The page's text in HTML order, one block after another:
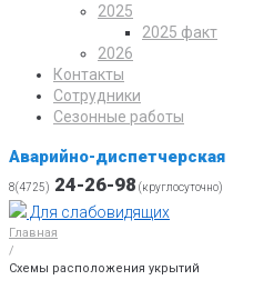
2025
2025 факт
2026
Контакты
Сотрудники
Сезонные работы
Аварийно-диспетчерская
8(4725) 24-26-98 (круглосуточно)
Для слабовидящих
Главная
/
Схемы расположения укрытий